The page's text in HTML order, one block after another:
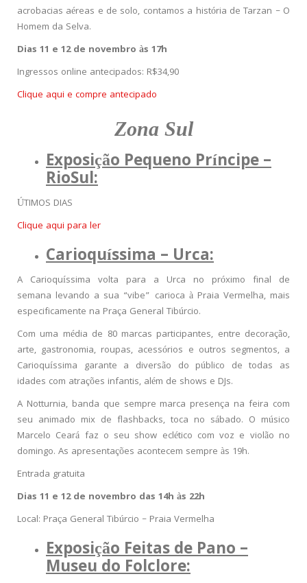
acrobacias aéreas e de solo, contamos a história de Tarzan – O
Homem da Selva.
Dias 11 e 12 de novembro às 17h
Ingressos online antecipados: R$34,90
Clique aqui e compre antecipado
Zona Sul
Exposição Pequeno Príncipe –
RioSul:
ÚTIMOS DIAS
Clique aqui para ler
Carioquíssima – Urca:
A Carioquíssima volta para a Urca no próximo final de
semana levando a sua “vibe” carioca à Praia Vermelha, mais
especificamente na Praça General Tibúrcio.
Com uma média de 80 marcas participantes, entre decoração,
arte, gastronomia, roupas, acessórios e outros segmentos, a
Carioquíssima garante a diversão do público de todas as
idades com atrações infantis, além de shows e DJs.
A Notturnia, banda que sempre marca presença na feira com
seu animado mix de flashbacks, toca no sábado. O músico
Marcelo Ceará faz o seu show eclético com voz e violão no
domingo. As apresentações acontecem sempre às 19h.
Entrada gratuita
Dias 11 e 12 de novembro das 14h às 22h
Local: Praça General Tibúrcio – Praia Vermelha
Exposição Feitas de Pano –
Museu do Folclore: